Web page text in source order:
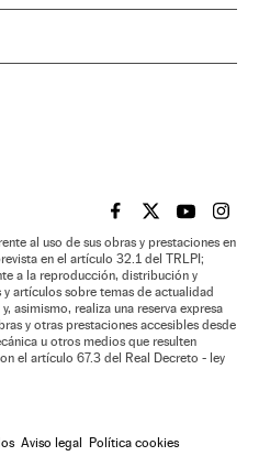
EL PAÍS BRASIL EN
EL PAÍSEL PAÍS
EL
al uso de sus obras y prestaciones en
en el artículo 32.1 del TRLPI;
a la reproducción, distribución y
artículos sobre temas de actualidad
asimismo, realiza una reserva expresa
y otras prestaciones accesibles desde
u otros medios que resulten
el artículo 67.3 del Real Decreto - ley
Aviso legal Política cookies